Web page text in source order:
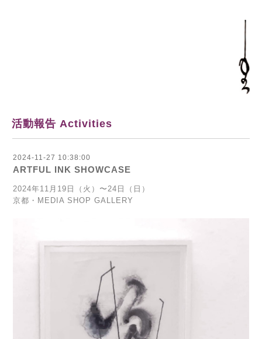
活動報告 Activities
2024-11-27 10:38:00
ARTFUL INK SHOWCASE
2024年11月19日（火）〜24日（日）
京都・MEDIA SHOP GALLERY